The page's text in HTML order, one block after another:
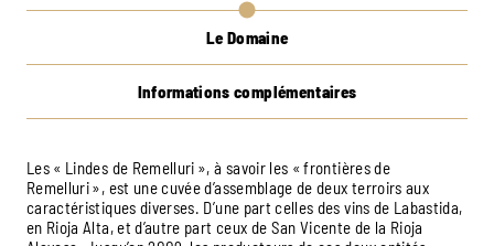
Le Domaine
Informations complémentaires
Les « Lindes de Remelluri », à savoir les « frontières de
Remelluri », est une cuvée d’assemblage de deux terroirs aux
caractéristiques diverses. D’une part celles des vins de Labastida,
en Rioja Alta, et d’autre part ceux de San Vicente de la Rioja